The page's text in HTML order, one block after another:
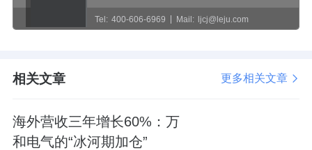
Tel: 400-606-6969 Mail: ljcj@leju.com
相关文章 更多相关文章
海外营收三年增长60%：万
和电气的“冰河期加仓”